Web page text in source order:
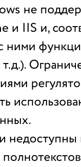
не
и IIS и,
ними